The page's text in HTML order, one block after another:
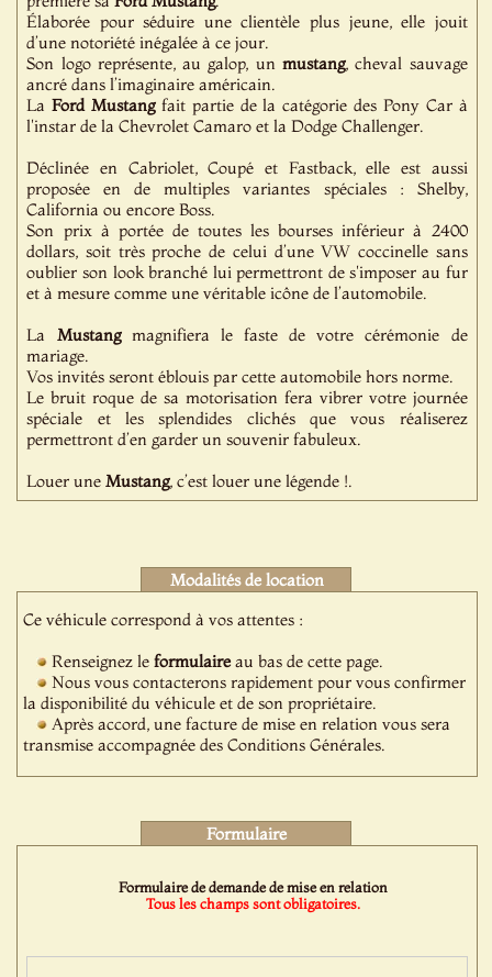
Élaborée pour séduire une clientèle plus jeune, elle jouit
d’une notoriété inégalée à ce jour.
Son logo représente, au galop, unmustang, cheval sauvage
ancré dans l’imaginaire américain.
LaFord Mustangfait partie de la catégorie des Pony Car à
l'instar de la Chevrolet Camaro et la Dodge Challenger.
Déclinée en Cabriolet, Coupé et Fastback, elle est aussi
proposée en de multiples variantes spéciales : Shelby,
California ou encore Boss.
Son prix à portée de toutes les bourses inférieur à 2400
dollars, soit très proche de celui d’une VW coccinelle sans
oublier son look branché lui permettront de s'imposer au fur
et à mesure comme une véritable icône de l’automobile.
La Mustangmagnifiera le faste de votre cérémonie de
mariage.
Vos invités seront éblouis par cette automobile hors norme.
Le bruit roque de sa motorisation fera vibrer votre journée
spéciale et les splendides clichés que vous réaliserez
permettront d’en garder un souvenir fabuleux.
Louer uneMustang, c’est louer une légende !.
Modalités de location
Ce véhicule correspond à vos attentes :
Renseignez leformulaireau bas de cette page.
Nous vous contacterons rapidement pour vous confirmer
la disponibilité du véhicule et de son propriétaire.
Après accord, une facture de mise en relation vous sera
transmise accompagnée des Conditions Générales.
Formulaire
Formulaire de demande de mise en relation
Tous les champs sont obligatoires.